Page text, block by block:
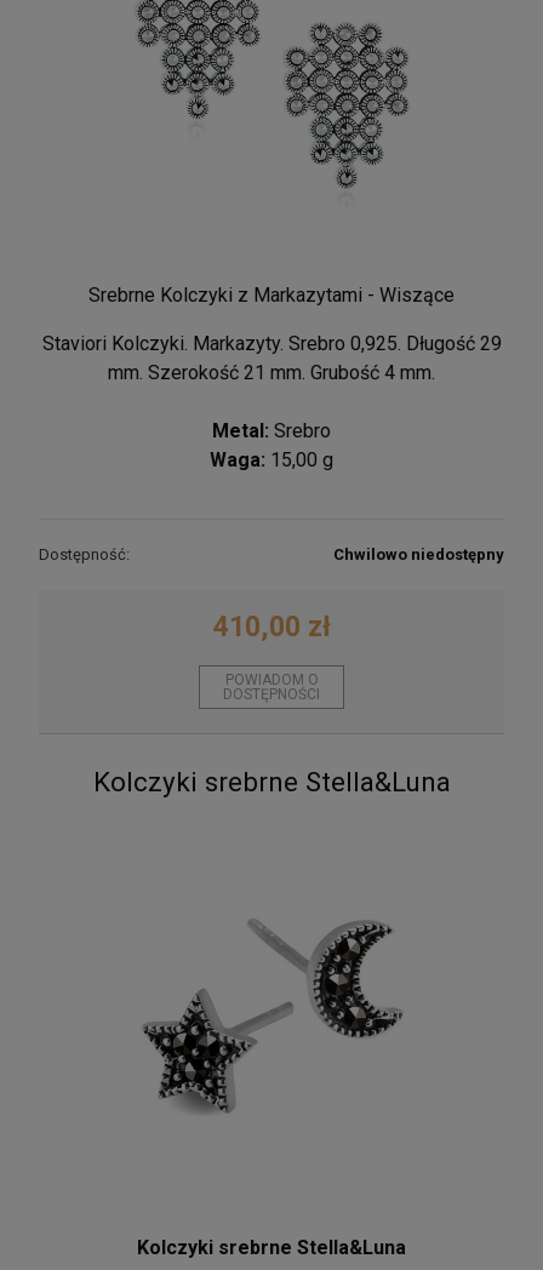
Srebrne Kolczyki z Markazytami - Wiszące
Staviori Kolczyki. Markazyty. Srebro 0,925. Długość 29
mm. Szerokość 21 mm. Grubość 4 mm.
Metal: Srebro
Waga: 15,00 g
Dostępność: Chwilowo niedostępny
410,00 zł
POWIADOM O
DOSTĘPNOŚCI
Kolczyki srebrne Stella&Luna
Kolczyki srebrne Stella&Luna